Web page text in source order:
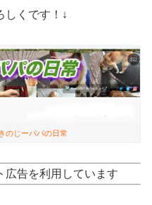
しくです！↓
のじーパパの日常
告を利用しています